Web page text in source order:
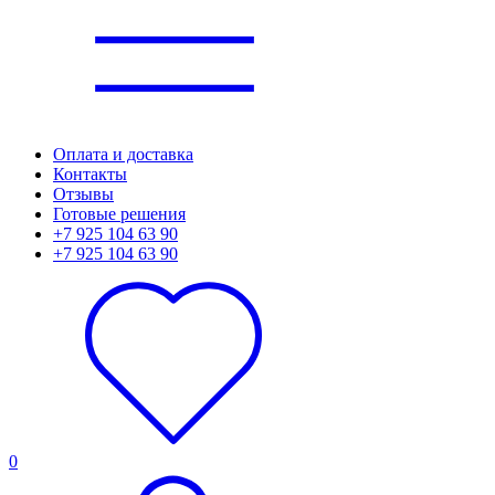
Оплата и доставка
Контакты
Отзывы
Готовые решения
+7 925 104 63 90
+7 925 104 63 90
0